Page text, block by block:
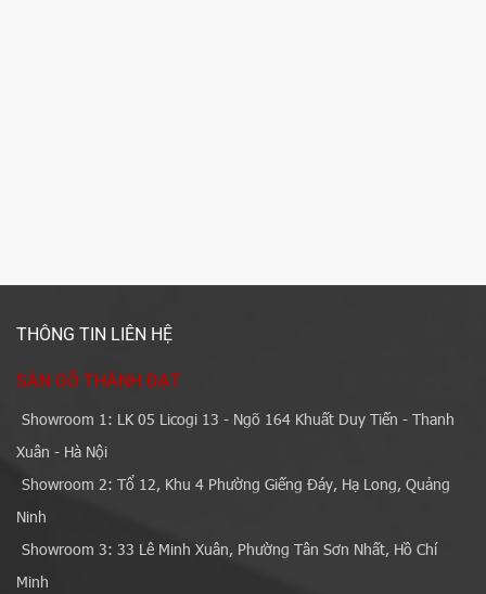
THÔNG TIN LIÊN HỆ
SÀN GỖ THÀNH ĐẠT
Showroom 1: LK 05 Licogi 13 - Ngõ 164 Khuất Duy Tiến - Thanh
Xuân - Hà Nội
Showroom 2: Tổ 12, Khu 4 Phường Giếng Đáy, Hạ Long, Quảng
Ninh
Showroom 3: 33 Lê Minh Xuân, Phường Tân Sơn Nhất, Hồ Chí
Minh